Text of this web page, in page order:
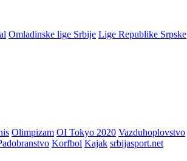
Omladinske lige Srbije Lige Republike Srpske
Olimpizam OI Tokyo 2020 Vazduhoplovstvo
Korfbol Kajak srbijasport.net